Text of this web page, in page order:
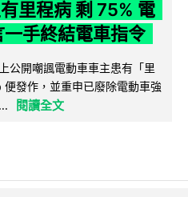
里程病 剩 75% 電
手終結電車指令
公開嘲諷電動車車主患有「里
發作，並重申已廢除電動車強
閱讀全文